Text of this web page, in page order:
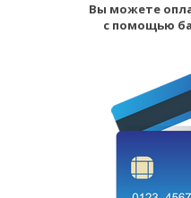
Вы можете
с помощью